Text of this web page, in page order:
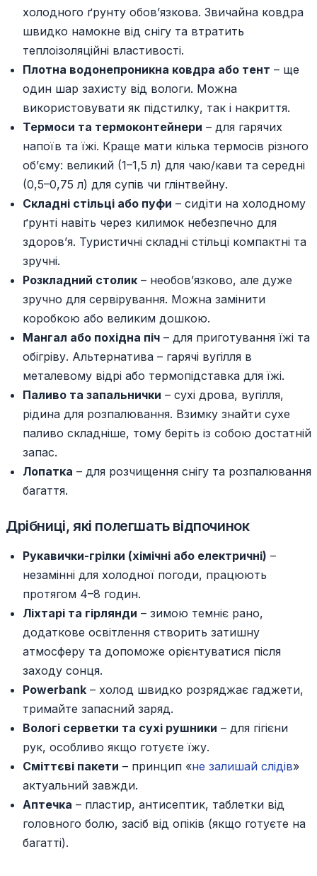
холодного ґрунту обов’язкова. Звичайна ковдра
швидко намокне від снігу та втратить
теплоізоляційні властивості.
Плотна водонепроникна ковдра або тент – ще
один шар захисту від вологи. Можна
використовувати як підстилку, так і накриття.
Термоси та термоконтейнери – для гарячих
напоїв та їжі. Краще мати кілька термосів різного
об’єму: великий (1–1,5 л) для чаю/кави та середні
(0,5–0,75 л) для супів чи глінтвейну.
Складні стільці або пуфи – сидіти на холодному
ґрунті навіть через килимок небезпечно для
здоров’я. Туристичні складні стільці компактні та
зручні.
Розкладний столик – необов’язково, але дуже
зручно для сервірування. Можна замінити
коробкою або великим дошкою.
Мангал або похідна піч – для приготування їжі та
обігріву. Альтернатива – гарячі вугілля в
металевому відрі або термопідставка для їжі.
Паливо та запальнички – сухі дрова, вугілля,
рідина для розпалювання. Взимку знайти сухе
паливо складніше, тому беріть із собою достатній
запас.
Лопатка – для розчищення снігу та розпалювання
багаття.
Дрібниці, які полегшать відпочинок
Рукавички-грілки (хімічні або електричні) –
незамінні для холодної погоди, працюють
протягом 4–8 годин.
Ліхтарі та гірлянди – зимою темніє рано,
додаткове освітлення створить затишну
атмосферу та допоможе орієнтуватися після
заходу сонця.
Powerbank – холод швидко розряджає гаджети,
тримайте запасний заряд.
Вологі серветки та сухі рушники – для гігієни
рук, особливо якщо готуєте їжу.
Сміттєві пакети – принцип «не залишай слідів»
актуальний завжди.
Аптечка – пластир, антисептик, таблетки від
головного болю, засіб від опіків (якщо готуєте на
багатті).